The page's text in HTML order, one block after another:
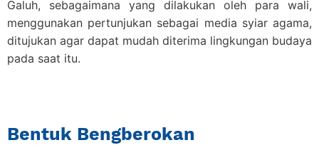
Galuh, sebagaimana yang dilakukan oleh para wali,
menggunakan pertunjukan sebagai media syiar agama,
ditujukan agar dapat mudah diterima lingkungan budaya
pada saat itu.
Bentuk Bengberokan